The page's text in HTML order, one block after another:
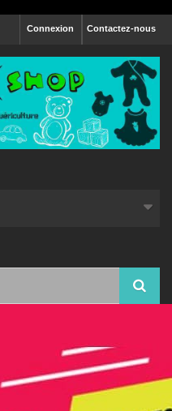
Contactez-nous
Connexion